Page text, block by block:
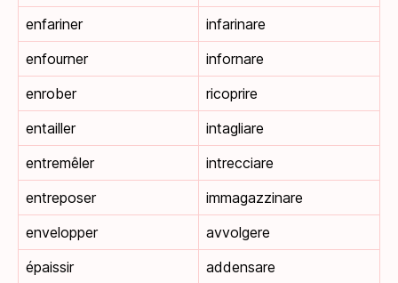
enfariner
infarinare
enfourner
infornare
enrober
ricoprire
entailler
intagliare
entremêler
intrecciare
entreposer
immagazzinare
envelopper
avvolgere
épaissir
addensare